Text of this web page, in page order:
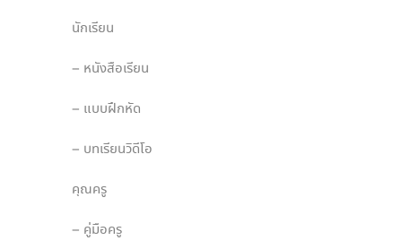
นักเรียน
– หนังสือเรียน
– แบบฝึกหัด
– บทเรียนวิดีโอ
คุณครู
– คู่มือครู